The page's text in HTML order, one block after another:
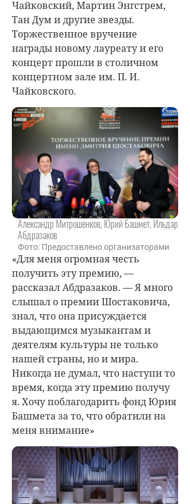
Чайковский, Мартин Энгстрем,
Тан Дум и другие звезды.
Торжественное вручение
награды новому лауреату и его
концерт прошли в столичном
концертном зале им. П. И.
Чайковского.
Александр Митрошенков, Юрий Башмет, Ильдар
Абдразаков
Фото: Предоставлено организаторами
«Для меня огромная честь
получить эту премию, —
рассказал Абдразаков. — Я много
слышал о премии Шостаковича,
знал, что она присуждается
выдающимся музыкантам и
деятелям культуры не только
нашей страны, но и мира.
Никогда не думал, что наступи то
время, когда эту премию получу
я. Хочу поблагодарить фонд Юрия
Башмета за то, что обратили на
меня внимание»